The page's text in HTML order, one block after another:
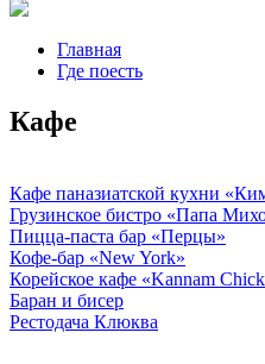
Главная
Где поесть
Кафе
Кафе паназиатской кухни
Грузинское бистро «Папа
Пицца-паста бар «Перцы»
Кофе-бар «New York»
Корейское кафе «Kannam
Баран и бисер
Рестодача Клюква